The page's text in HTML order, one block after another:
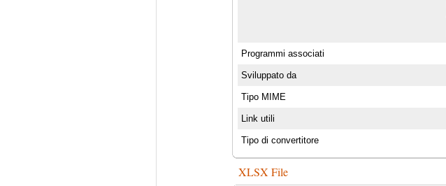
Programmi associati
Sviluppato da
Tipo MIME
Link utili
Tipo di convertitore
XLSX File